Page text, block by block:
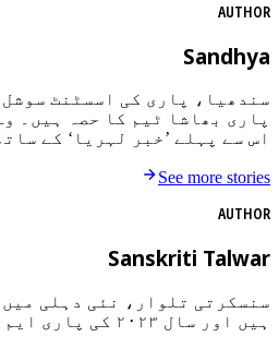
AUTHOR
Sandhya
سندھیا، پاری کی اسسٹنٹ
پاری بھاشا ٹیم کا حصہ ہیں۔
اس سے پہلے ’خبر لہریا‘ کے
See more stories
AUTHOR
Sanskriti Talwar
سنسکرتی تلوار، نئی دہلی
ہیں اور سال ۲۰۲۳ کی پاری ایم ایم ایف فیلو ہیں۔